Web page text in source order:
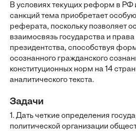
В условиях текущих реформ в РФ
санкций тема приобретает
реферата, поскольку позволяет
взаимосвязь государства и права
президентства, способствуя
осознанного гражданского
конституционных норм на 14
аналитического текста.
Задачи
1. Дать четкие определения
политической организации